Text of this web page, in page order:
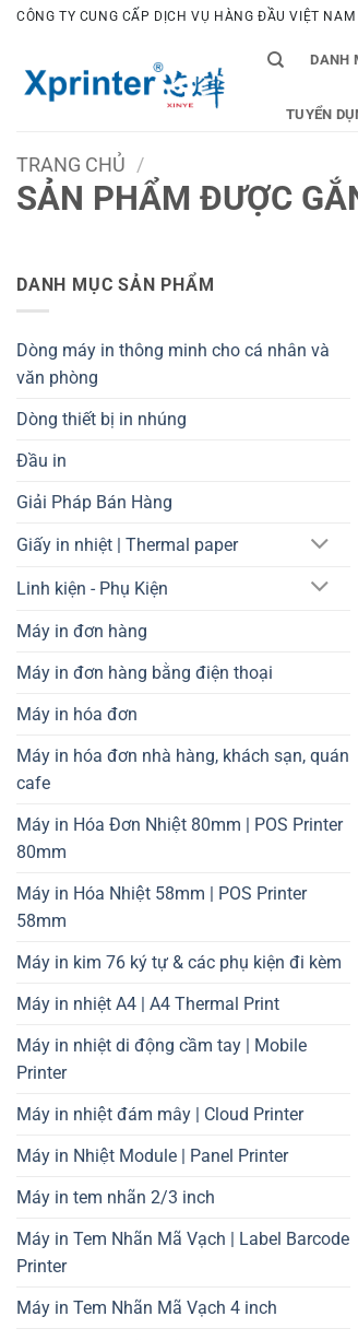
Bỏ
dung
CÔNG TY CUNG CẤP DỊCH VỤ HÀNG ĐẦU VIỆT
DANH
TUYỂN
TRANG CHỦ /
SẢN PHẨM ĐƯỢC
DANH MỤC SẢN PHẨM
Dòng máy in thông minh cho cá nhân và
văn phòng
Dòng thiết bị in nhúng
Đầu in
Giải Pháp Bán Hàng
Giấy in nhiệt | Thermal paper
Linh kiện - Phụ Kiện
Máy in đơn hàng
Máy in đơn hàng bằng điện thoại
Máy in hóa đơn
Máy in hóa đơn nhà hàng, khách sạn, quán
cafe
Máy in Hóa Đơn Nhiệt 80mm | POS Printer
80mm
Máy in Hóa Nhiệt 58mm | POS Printer
58mm
Máy in kim 76 ký tự & các phụ kiện đi kèm
Máy in nhiệt A4 | A4 Thermal Print
Máy in nhiệt di động cầm tay | Mobile
Printer
Máy in nhiệt đám mây | Cloud Printer
Máy in Nhiệt Module | Panel Printer
Máy in tem nhãn 2/3 inch
Máy in Tem Nhãn Mã Vạch | Label Barcode
Printer
Máy in Tem Nhãn Mã Vạch 4 inch